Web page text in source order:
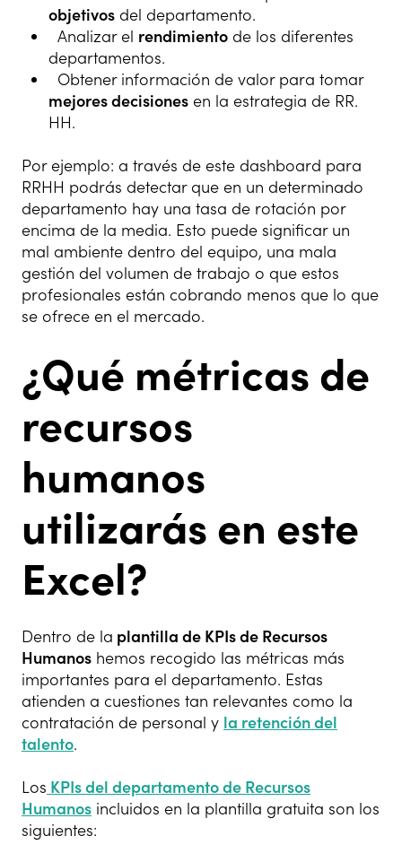
objetivos del departamento.
Analizar el rendimiento de los diferentes
departamentos.
Obtener información de valor para tomar
mejores decisiones en la estrategia de RR.
HH.
Por ejemplo: a través de este dashboard para
RRHH podrás detectar que en un determinado
departamento hay una tasa de rotación por
encima de la media. Esto puede significar un
mal ambiente dentro del equipo, una mala
gestión del volumen de trabajo o que estos
profesionales están cobrando menos que lo que
se ofrece en el mercado.
¿Qué métricas de
recursos
humanos
utilizarás en este
Excel?
Dentro de la plantilla de KPIs de Recursos
Humanos hemos recogido las métricas más
importantes para el departamento. Estas
atienden a cuestiones tan relevantes como la
contratación de personal y la retención del
talento.
Los KPIs del departamento de Recursos
Humanos incluidos en la plantilla gratuita son los
siguientes: